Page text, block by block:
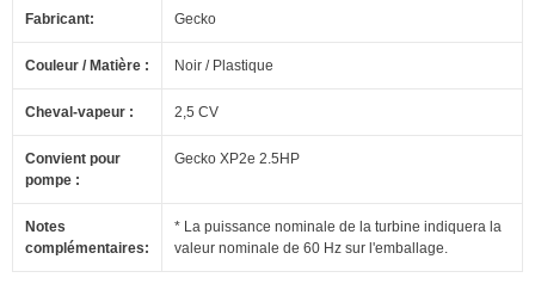
Fabricant: Gecko
Couleur / Matière : Noir / Plastique
Cheval-vapeur : 2,5 CV
Convient pour
pompe :
Gecko XP2e 2.5HP
Notes
complémentaires:
* La puissance nominale de la turbine indiquera la
valeur nominale de 60 Hz sur l'emballage.